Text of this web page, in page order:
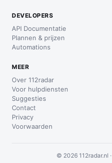
DEVELOPERS
API Documentatie
Plannen & prijzen
Automations
MEER
Over 112radar
Voor hulpdiensten
Suggesties
Contact
Privacy
Voorwaarden
© 2026 112radar.nl ·